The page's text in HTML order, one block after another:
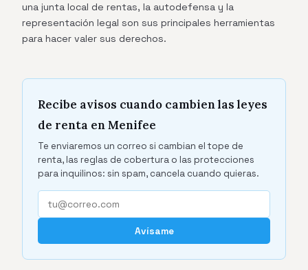
una junta local de rentas, la autodefensa y la
representación legal son sus principales herramientas
para hacer valer sus derechos.
Recibe avisos cuando cambien las leyes
de renta en Menifee
Te enviaremos un correo si cambian el tope de
renta, las reglas de cobertura o las protecciones
para inquilinos: sin spam, cancela cuando quieras.
Avísame